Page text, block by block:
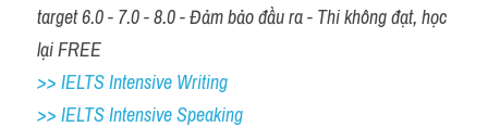
target 6.0 - 7.0 - 8.0 - Đảm bảo đầu ra - Thi không đạt, học
lại FREE
>> IELTS Intensive Writing
>> IELTS Intensive Speaking